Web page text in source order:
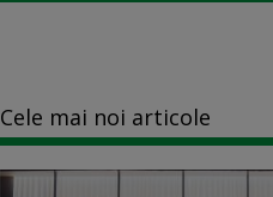
Cele mai noi articole